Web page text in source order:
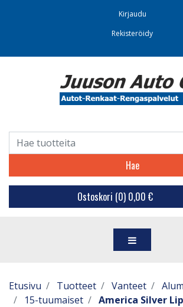
Kirjaudu
Rekisteröidy
Hae
Ostoskori (0) 0,00 €
Etusivu Tuotteet Vanteet
15-tuumaiset
America Silver